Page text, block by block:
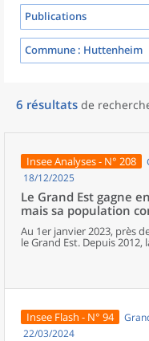
Publications
Commune : Huttenheim
6 résultats de
Insee Analyses - N° 208
18/12/2025
Le Grand Est gagne
mais sa population
Au 1er janvier 2023, près
le Grand Est. Depuis
mais depuis 2017, le
démographique. Le Bas-
dans trois communes sur
Mulhouse.
frontalières attirent de
Insee Flash - N° 94
22/03/2024